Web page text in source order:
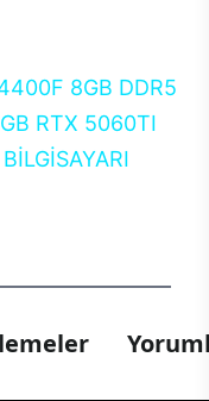
8GB DDR5
RTX 5060TI